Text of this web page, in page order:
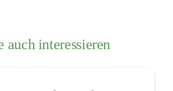
auch interessieren